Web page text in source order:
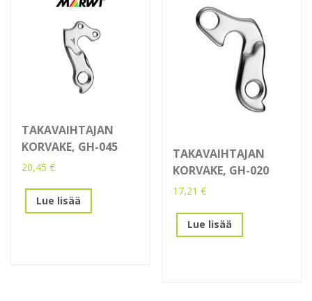
TAKAVAIHTAJAN
KORVAKE, GH-045
20,45 €
Lue lisää
TAKAVAIHTAJAN
KORVAKE, GH-020
17,21€
Lue lisää